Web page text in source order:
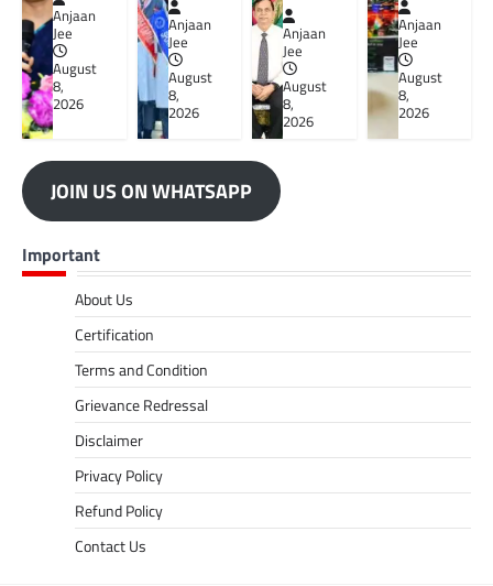
Anjaan
Jee
August
8,
2026
Anjaan
Jee
August
8,
2026
Anjaan
Jee
August
8,
2026
Anjaan
Jee
August
8,
2026
JOIN US ON WHATSAPP
Important
About Us
Certification
Terms and Condition
Grievance Redressal
Disclaimer
Privacy Policy
Refund Policy
Contact Us